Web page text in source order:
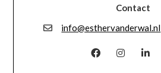
Contact
info@esthervanderwal.nl